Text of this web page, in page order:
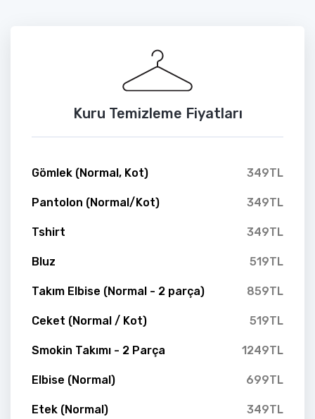
Kuru Temizleme Fiyatları
Gömlek (Normal, Kot) 349TL
Pantolon (Normal/Kot) 349TL
Tshirt 349TL
Bluz 519TL
Takım Elbise (Normal - 2 parça) 859TL
Ceket (Normal / Kot) 519TL
Smokin Takımı - 2 Parça 1249TL
Elbise (Normal) 699TL
Etek (Normal) 349TL